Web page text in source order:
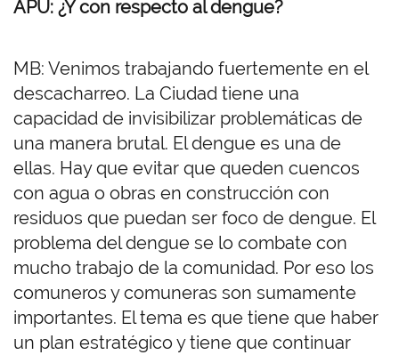
APU: ¿Y con respecto al dengue?
MB: Venimos trabajando fuertemente en el
descacharreo. La Ciudad tiene una
capacidad de invisibilizar problemáticas de
una manera brutal. El dengue es una de
ellas. Hay que evitar que queden cuencos
con agua o obras en construcción con
residuos que puedan ser foco de dengue. El
problema del dengue se lo combate con
mucho trabajo de la comunidad. Por eso los
comuneros y comuneras son sumamente
importantes. El tema es que tiene que haber
un plan estratégico y tiene que continuar